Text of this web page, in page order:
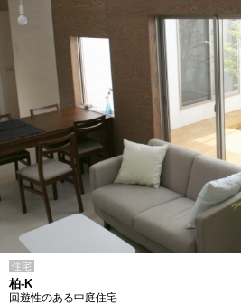
住宅
柏-K
回遊性のある中庭住宅